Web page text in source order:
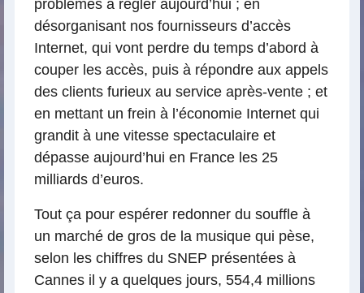
problèmes à régler aujourd’hui ; en
désorganisant nos fournisseurs d’accès
Internet, qui vont perdre du temps d’abord à
couper les accès, puis à répondre aux appels
des clients furieux au service après-vente ; et
en mettant un frein à l’économie Internet qui
grandit à une vitesse spectaculaire et
dépasse aujourd’hui en France les 25
milliards d’euros.
Tout ça pour espérer redonner du souffle à
un marché de gros de la musique qui pèse,
selon les chiffres du SNEP présentées à
Cannes il y a quelques jours, 554,4 millions